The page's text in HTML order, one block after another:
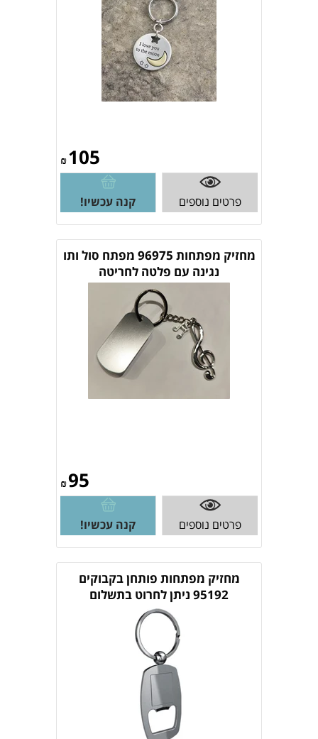
₪105
פרטים נוספים קנה עכשיו!
מחזיק מפתחות 96975 מפתח סול ותו
נגינה עם פלטה לחריטה
₪95
פרטים נוספים קנה עכשיו!
מחזיק מפתחות פותחן בקבוקים
95192 ניתן לחרוט בתשלום